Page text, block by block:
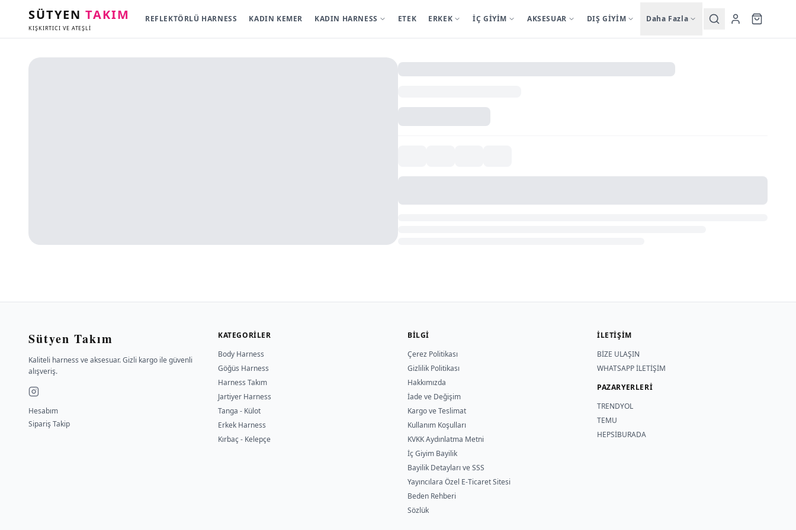
SÜTYEN TAKIM
KIŞKIRTICI VE ATEŞLİ
REFLEKTÖRLÜ HARNESS KADIN KEMER KADIN HARNESS ETEK ERKEK İÇ GİYİM AKSESUAR DIŞ GİYİM Daha Fazla
Sütyen Takım
Kaliteli harness ve aksesuar. Gizli kargo ile güvenli
alışveriş.
Hesabım
Sipariş Takip
KATEGORILER
Body Harness
Göğüs Harness
Harness Takım
Jartiyer Harness
Tanga - Külot
Erkek Harness
Kırbaç - Kelepçe
BILGI
Çerez Politikası
Gizlilik Politikası
Hakkımızda
İade ve Değişim
Kargo ve Teslimat
Kullanım Koşulları
KVKK Aydınlatma Metni
İç Giyim Bayilik
Bayilik Detayları ve SSS
Yayıncılara Özel E-Ticaret Sitesi
Beden Rehberi
Sözlük
İLETİŞİM
BİZE ULAŞIN
WHATSAPP İLETİŞİM
PAZARYERLERİ
TRENDYOL
TEMU
HEPSİBURADA